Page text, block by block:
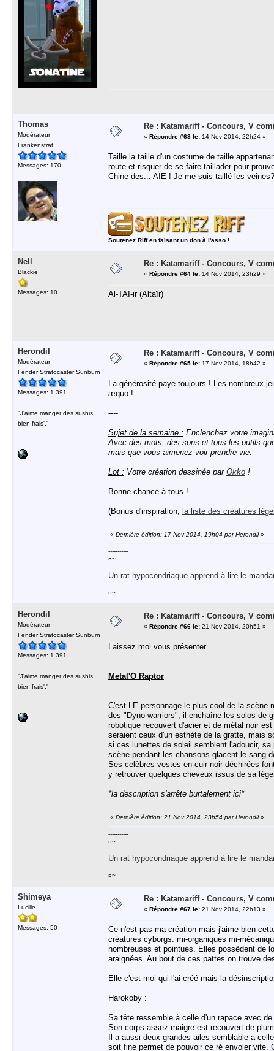
Thomas
Modérateur
Frankenstrat
Messages: 170
Re : Katamariff - Concours, V
« Répondre #63 le: 14 Nov 2014, 22h24 »
Taille la taille d'un costume de taille
route et risquer de se faire taillader pour
Chine des... AÏE ! Je me suis taillé les
Soutenez Riff en faisant un don à l'asso !
Nell
Blackie
Messages: 10
Re : Katamariff - Concours, V
« Répondre #64 le: 14 Nov 2014, 23h29 »
Al-TAI-ir (Altaïr)
Herondil
Modérateur
Fender Stratocaster Sunburn
Messages: 1 391
''J'aime manger des sushis
bien frais'.'
Re : Katamariff - Concours, V
« Répondre #65 le: 17 Nov 2014, 18h42 »
La générosité paye toujours ! Les nombreux
æquo !
----
Sujet de la semaine : Enclenchez votre
Avec des mots, des sons et tous les outils
mais que vous aimeriez voir prendre vie.
Lot : Votre création dessinée par Okko !
Bonne chance à tous !
(Bonus d'inspiration, la liste des créatures
« Dernière édition: 17 Nov 2014, 19h04 par Herondil»
-----------
¤~
Un rat hypocondriaque apprend à lire le
¤~
Herondil
Modérateur
Fender Stratocaster Sunburn
Messages: 1 391
''J'aime manger des sushis
bien frais'.'
Re : Katamariff - Concours, V
« Répondre #66 le: 21 Nov 2014, 20h51 »
Laissez moi vous présenter ...
Metal'O Raptor
C'est LE personnage le plus cool de la scène
des "Dyno-warriors", il enchaîne les solos de
robotique recouvert d'acier et de métal noir
seraient ceux d'un esthète de la gratte, mais
si ces lunettes de soleil semblent l'adoucir,
scène pendant les chansons glacent le sang
Ses celèbres vestes en cuir noir déchirées
y retrouver quelques cheveux issus de sa
*la description s'arrête burtalement ici*
« Dernière édition: 21 Nov 2014, 23h54 par Herondil»
-----------
¤~
Un rat hypocondriaque apprend à lire le
¤~
Shimeya
Lucille
Messages: 50
Re : Katamariff - Concours, V
« Répondre #67 le: 21 Nov 2014, 22h13 »
Ce n'est pas ma création mais j'aime bien
créatures cyborgs: mi-organiques mi-
nombreuses et pointues. Elles possèdent de
araignées. Au bout de ces pattes on trouve
Elle c'est moi qui l'ai créé mais la
Harokoby :
Sa tête ressemble à celle d'un rapace avec
Son corps assez maigre est recouvert de
Il a aussi deux grandes ailes semblable a
soit fine permet de pouvoir ce ré envoler